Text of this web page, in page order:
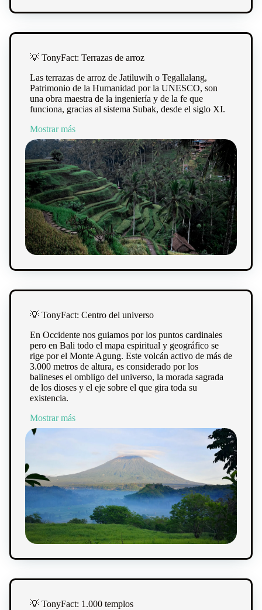
💡 TonyFact: Terrazas de arroz
Las terrazas de arroz de Jatiluwih o Tegallalang,
Patrimonio de la Humanidad por la UNESCO, son
una obra maestra de la ingeniería y de la fe que
funciona, gracias al sistema Subak, desde el siglo XI.
Mostrar más
💡 TonyFact: Centro del universo
En Occidente nos guiamos por los puntos cardinales
pero en Bali todo el mapa espiritual y geográfico se
rige por el Monte Agung. Este volcán activo de más de
3.000 metros de altura, es considerado por los
balineses el ombligo del universo, la morada sagrada
de los dioses y el eje sobre el que gira toda su
existencia.
Mostrar más
💡 TonyFact: 1.000 templos